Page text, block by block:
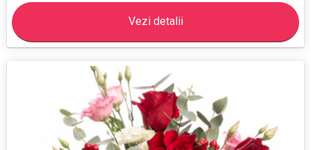
Vezi detalii